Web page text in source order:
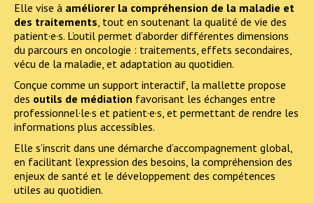
Elle vise à améliorer la compréhension de la maladie et
des traitements, tout en soutenant la qualité de vie des
patient·e·s. L’outil permet d’aborder différentes dimensions
du parcours en oncologie : traitements, effets secondaires,
vécu de la maladie, et adaptation au quotidien.
Conçue comme un support interactif, la mallette propose
des outils de médiation favorisant les échanges entre
professionnel·le·s et patient·e·s, et permettant de rendre les
informations plus accessibles.
Elle s’inscrit dans une démarche d’accompagnement global,
en facilitant l’expression des besoins, la compréhension des
enjeux de santé et le développement des compétences
utiles au quotidien.